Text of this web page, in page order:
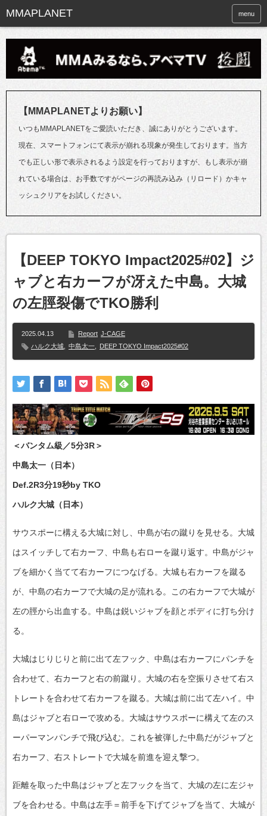
menu
【MMAPLANETよりお願い】
いつもMMAPLANETをご愛読いただき、誠にありがとうございます。
現在、スマートフォンにて表示が崩れる現象が発生しております。当方
でも正しい形で表示されるよう設定を行っておりますが、もし表示が崩
れている場合は、お手数ですがページの再読み込み（リロード）かキャ
ッシュクリアをお試しください。
【DEEP TOKYO Impact2025#02】ジ
ャブと右カーフが冴えた中島。大城
の左脛裂傷でTKO勝利
2025.04.13 Report J-CAGE
ハルク大城
中島太一 DEEP TOKYO Impact2025#02
＜バンタム級／5分3R＞
中島太一（日本）
Def.2R3分19秒by TKO
ハルク大城（日本）
サウスポーに構える大城に対し、中島が右の蹴りを見せる。大城
はスイッチして右カーフ、中島も右ローを蹴り返す。中島がジャ
ブを細かく当てて右カーフにつなげる。大城も右カーフを蹴る
が、中島の右カーフで大城の足が流れる。この右カーフで大城が
左の脛から出血する。中島は鋭いジャブを顔とボディに打ち分け
る。
大城はじりじりと前に出て左フック、中島は右カーフにパンチを
合わせて、右カーフと右の前蹴り。大城の右を空振りさせて右ス
トレートを合わせて右カーフを蹴る。大城は前に出て左ハイ。中
島はジャブと右ローで攻める。大城はサウスポーに構えて左のス
ーパーマンパンチで飛び込む。これを被弾した中島だがジャブと
右カーフ、右ストレートで大城を前進を迎え撃つ。
距離を取った中島はジャブと左フックを当て、大城の左に左ジャ
ブを合わせる。中島は左手＝前手を下げてジャブを当て、大城が